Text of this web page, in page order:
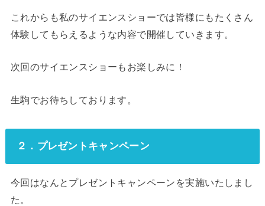
これからも私のサイエンスショーでは皆様にもたくさん
体験してもらえるような内容で開催していきます。
次回のサイエンスショーもお楽しみに！
生駒でお待ちしております。
２．プレゼントキャンペーン
今回はなんとプレゼントキャンペーンを実施いたしまし
た。